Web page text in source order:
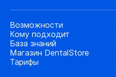
Возможности
Кому подходит
База знаний
Магазин DentalStore
Тарифы